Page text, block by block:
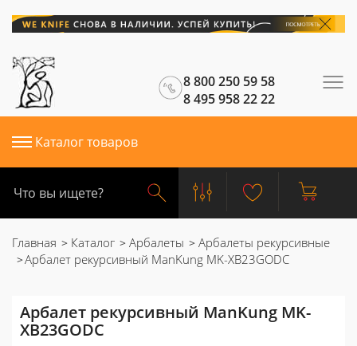
8 800 250 59 58
8 495 958 22 22
Каталог товаров
Главная Каталог Арбалеты
Арбалеты рекурсивные
Арбалет рекурсивный ManKung MK-XB23GODC
Арбалет рекурсивный ManKung MK-
XB23GODC